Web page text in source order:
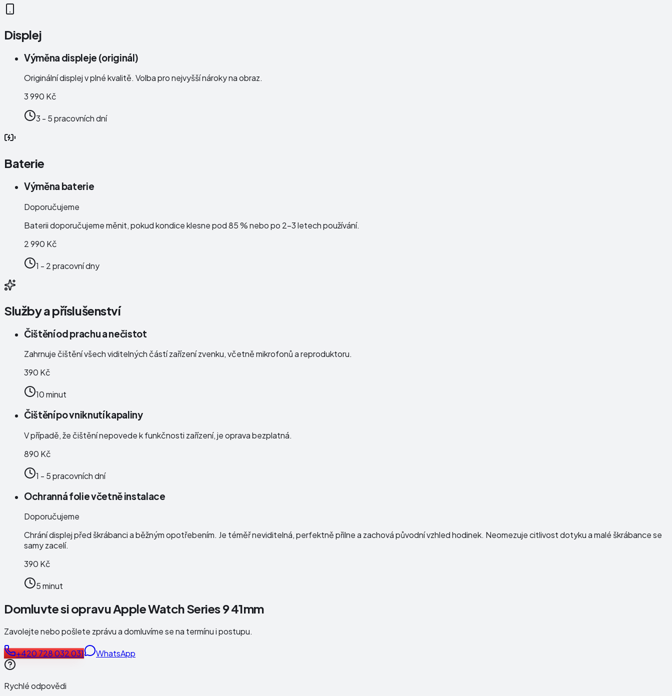
Displej
Výměna displeje (originál)
Originální displej v plné kvalitě. Volba pro nejvyšší nároky na obraz.
3 990 Kč
3 - 5 pracovních dní
Baterie
Výměna baterie
Doporučujeme
Baterii doporučujeme měnit, pokud kondice klesne pod 85 % nebo po 2–3 letech používání.
2 990 Kč
1 - 2 pracovní dny
Služby a příslušenství
Čištění od prachu a nečistot
Zahrnuje čištění všech viditelných částí zařízení zvenku, včetně mikrofonů a reproduktoru.
390 Kč
10 minut
Čištění po vniknutí kapaliny
V případě, že čištění nepovede k funkčnosti zařízení, je oprava bezplatná.
890 Kč
1 - 5 pracovních dní
Ochranná folie včetně instalace
Doporučujeme
Chrání displej před škrábanci a běžným opotřebením. Je téměř neviditelná, perfektně přilne a zachová původní vzhled hodinek. Neomezuje citlivost dotyku a malé škrábance se
samy zacelí.
390 Kč
5 minut
Domluvte si opravu Apple Watch Series 9 41mm
Zavolejte nebo pošlete zprávu a domluvíme se na termínu i postupu.
+420 728 032 031 WhatsApp
Rychlé odpovědi